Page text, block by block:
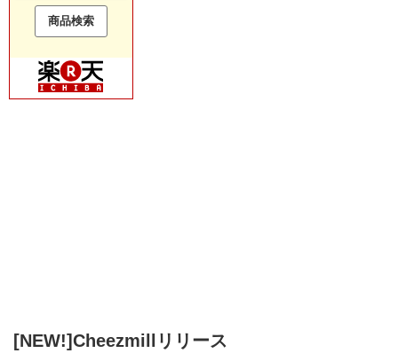
[NEW!]Cheezmillリリース